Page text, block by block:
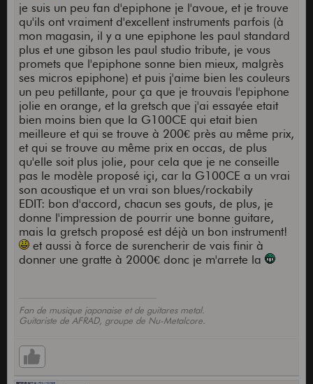
je suis un peu fan d'epiphone je l'avoue, et je trouve
qu'ils ont vraiment d'excellent instruments parfois (à
mon magasin, il y a une epiphone les paul standard
plus et une gibson les paul studio tribute, je vous
promets que l'epiphone sonne bien mieux, malgrès
ses micros epiphone) et puis j'aime bien les couleurs
un peu petillante, pour ça que je trouvais l'epiphone
jolie en orange, et la gretsch que j'ai essayée etait
bien moins bien que la G100CE qui etait bien
meilleure et qui se trouve à 200€ près au même prix,
et qui se trouve au même prix en occas, de plus
qu'elle soit plus jolie, pour cela que je ne conseille
pas le modèle proposé içi, car la G100CE a un vrai
son acoustique et un vrai son blues/rockabily
EDIT: bon d'accord, chacun ses gouts, de plus, je
donne l'impression de pourrir une bonne guitare,
mais la gretsch proposé est déjà un bon instrument!
et aussi à force de surencherir de vais finir à
donner une gratte à 2000€ donc je m'arrete la
Fan de musique japonaise et de guitares metal.
Guitariste de AFRAD, groupe de Nu-Metalcore.